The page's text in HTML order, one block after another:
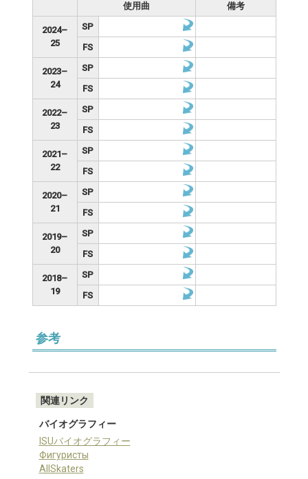
使用曲 備考
2024–
25
SP
FS
2023–
24
SP
FS
2022–
23
SP
FS
2021–
22
SP
FS
2020–
21
SP
FS
2019–
20
SP
FS
2018–
19
SP
FS
参考
関連リンク
バイオグラフィー
ISUバイオグラフィー
Фигуристы
AllSkaters